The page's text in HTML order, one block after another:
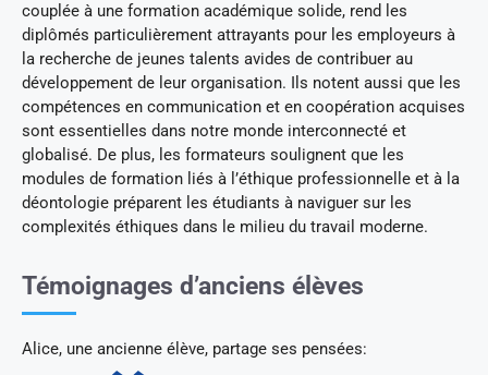
couplée à une formation académique solide, rend les
diplômés particulièrement attrayants pour les employeurs à
la recherche de jeunes talents avides de contribuer au
développement de leur organisation. Ils notent aussi que les
compétences en communication et en coopération acquises
sont essentielles dans notre monde interconnecté et
globalisé. De plus, les formateurs soulignent que les
modules de formation liés à l’éthique professionnelle et à la
déontologie préparent les étudiants à naviguer sur les
complexités éthiques dans le milieu du travail moderne.
Témoignages d’anciens élèves
Alice, une ancienne élève, partage ses pensées: